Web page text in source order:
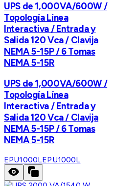
UPS de 1,000VA/600W /
Topología Línea
Interactiva / Entrada y
Salida 120 Vca / Clavija
NEMA 5-15P / 6 Tomas
NEMA 5-15R
UPS de 1,000VA/600W /
Topología Línea
Interactiva / Entrada y
Salida 120 Vca / Clavija
NEMA 5-15P / 6 Tomas
NEMA 5-15R
EPU1000LEPU1000L